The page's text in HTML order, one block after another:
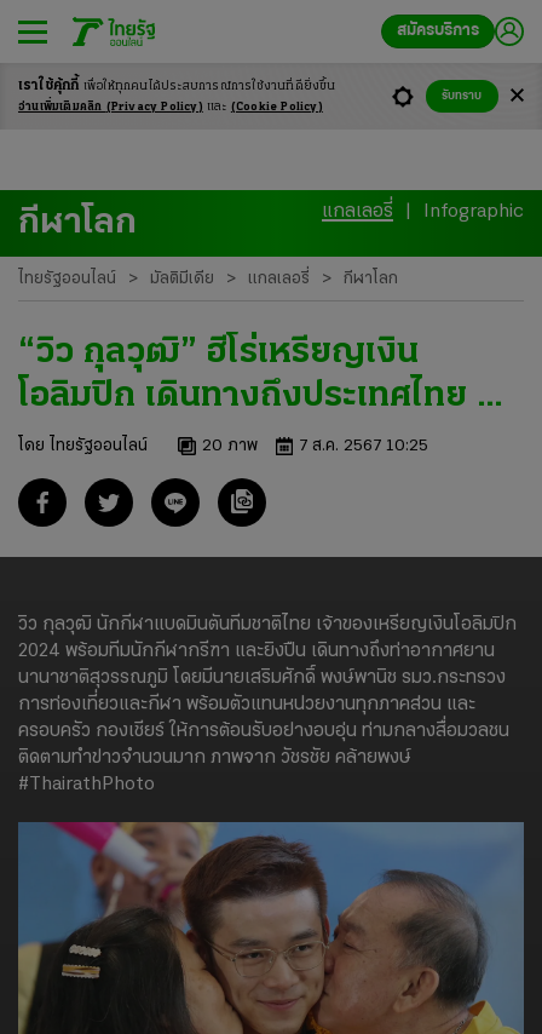
สมัครบริการ
กีฬาโลก แกลเลอรี่ Infographic
ไทยรัฐออนไลน์ มัลติมีเดีย แกลเลอรี่ กีฬาโลก
“วิว กุลวุฒิ” ฮีโร่เหรียญเงิน
โอลิมปิก เดินทางถึงประเทศไทย คน
ไทยต้อนรับอบอุ่น
โดย ไทยรัฐออนไลน์ 20 ภาพ 7 ส.ค. 2567 10:25
วิว กุลวุฒิ นักกีฬาแบดมินตันทีมชาติไทย เจ้าของเหรียญเงินโอลิมปิก
2024 พร้อมทีมนักกีฬากรีฑา และยิงปืน เดินทางถึงท่าอากาศยาน
นานาชาติสุวรรณภูมิ โดยมีนายเสริมศักดิ์​ พงษ์พานิช รมว.กระทรวง
การท่องเที่ยวและกีฬา พร้อมตัวแทนหน่วยงานทุกภาคส่วน และ
ครอบครัว กองเชียร์ ให้การต้อนรับอย่างอบอุ่น ท่ามกลางสื่อมวลชน
ติดตามทำข่าวจำนวนมาก ภาพจาก วัชรชัย คล้ายพงษ์
#ThairathPhoto
เราใช้คุ้กกี้ เพื่อให้ทุกคนได้ประสบการณ์การใช้งานที่ดียิ่งขึ้น
อ่านเพิ่มเติมคลิก (Privacy Policy) และ (Cookie Policy)
รับทราบ